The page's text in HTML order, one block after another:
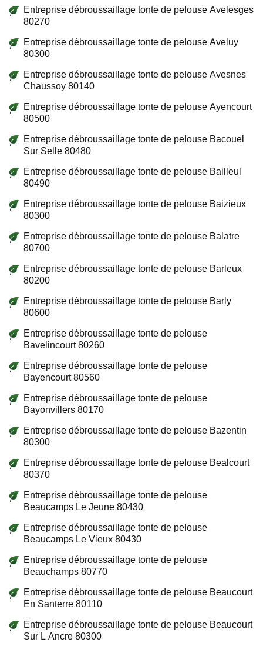
Entreprise débroussaillage tonte de pelouse Avelesges
80270
Entreprise débroussaillage tonte de pelouse Aveluy
80300
Entreprise débroussaillage tonte de pelouse Avesnes
Chaussoy 80140
Entreprise débroussaillage tonte de pelouse Ayencourt
80500
Entreprise débroussaillage tonte de pelouse Bacouel
Sur Selle 80480
Entreprise débroussaillage tonte de pelouse Bailleul
80490
Entreprise débroussaillage tonte de pelouse Baizieux
80300
Entreprise débroussaillage tonte de pelouse Balatre
80700
Entreprise débroussaillage tonte de pelouse Barleux
80200
Entreprise débroussaillage tonte de pelouse Barly
80600
Entreprise débroussaillage tonte de pelouse
Bavelincourt 80260
Entreprise débroussaillage tonte de pelouse
Bayencourt 80560
Entreprise débroussaillage tonte de pelouse
Bayonvillers 80170
Entreprise débroussaillage tonte de pelouse Bazentin
80300
Entreprise débroussaillage tonte de pelouse Bealcourt
80370
Entreprise débroussaillage tonte de pelouse
Beaucamps Le Jeune 80430
Entreprise débroussaillage tonte de pelouse
Beaucamps Le Vieux 80430
Entreprise débroussaillage tonte de pelouse
Beauchamps 80770
Entreprise débroussaillage tonte de pelouse Beaucourt
En Santerre 80110
Entreprise débroussaillage tonte de pelouse Beaucourt
Sur L Ancre 80300